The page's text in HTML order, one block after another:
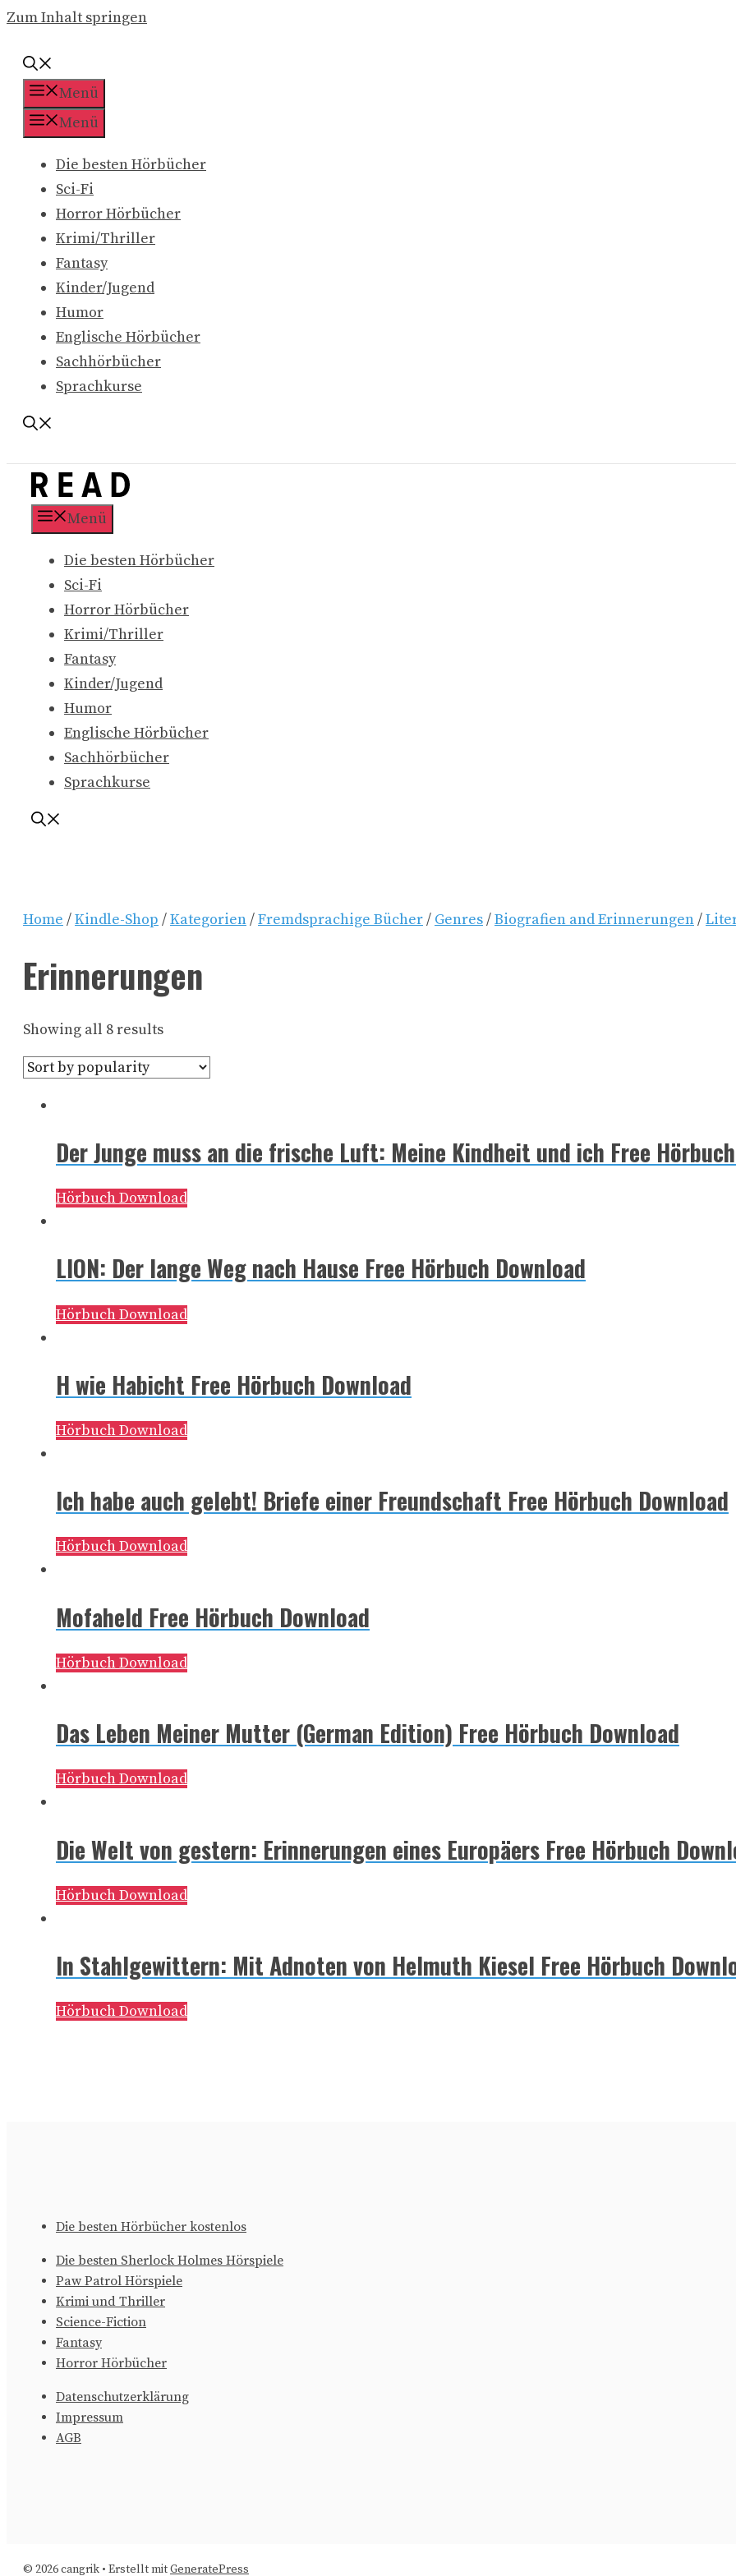
Zum Inhalt springen
Menü
Menü
Die besten Hörbücher
Sci-Fi
Horror Hörbücher
Krimi/Thriller
Fantasy
Kinder/Jugend
Humor
Englische Hörbücher
Sachhörbücher
Sprachkurse
Menü
Die besten Hörbücher
Sci-Fi
Horror Hörbücher
Krimi/Thriller
Fantasy
Kinder/Jugend
Humor
Englische Hörbücher
Sachhörbücher
Sprachkurse
Home /Kindle-Shop /Kategorien/Fremdsprachige Bücher/ Genres/Biografien and Erinnerungen/
Erinnerungen
Showing all 8 results
Der Junge muss an die frische Luft: Meine Kindheit und ich Free
Hörbuch Download
LION: Der lange Weg nach Hause Free Hörbuch Download
Hörbuch Download
H wie Habicht Free Hörbuch Download
Hörbuch Download
Ich habe auch gelebt! Briefe einer Freundschaft Free Hörbuch Download
Hörbuch Download
Mofaheld Free Hörbuch Download
Hörbuch Download
Das Leben Meiner Mutter (German Edition) Free Hörbuch Download
Hörbuch Download
Die Welt von gestern: Erinnerungen eines Europäers Free Hörbuch
Hörbuch Download
In Stahlgewittern: Mit Adnoten von Helmuth Kiesel Free Hörbuch
Hörbuch Download
Die besten Hörbücher kostenlos
Die besten Sherlock Holmes Hörspiele
Paw Patrol Hörspiele
Krimi und Thriller
Science-Fiction
Fantasy
Horror Hörbücher
Datenschutzerklärung
Impressum
AGB
© 2026 cangrik • Erstellt mitGeneratePress